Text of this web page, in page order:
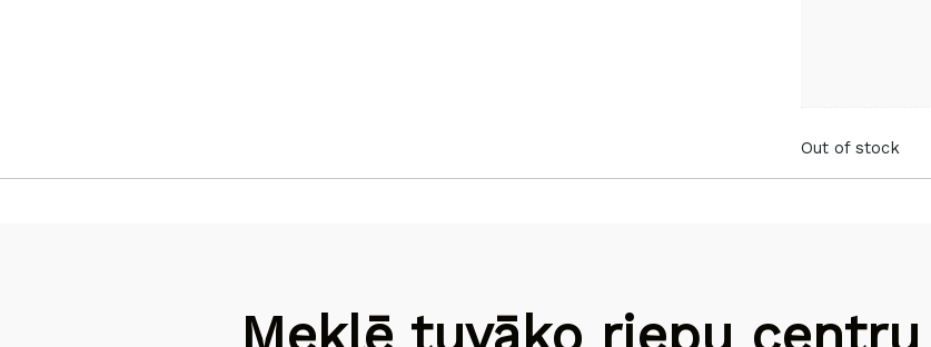
Out of stock